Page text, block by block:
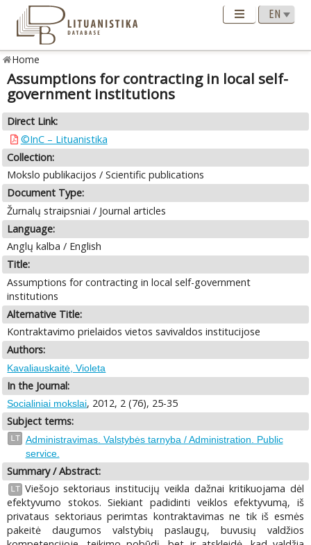
Home
Assumptions for contracting in local self-
government institutions
Direct Link:
©InC – Lituanistika
Collection:
Mokslo publikacijos / Scientific publications
Document Type:
Žurnalų straipsniai / Journal articles
Language:
Anglų kalba / English
Title:
Assumptions for contracting in local self-government
institutions
Alternative Title:
Kontraktavimo prielaidos vietos savivaldos institucijose
Authors:
Kavaliauskaitė, Violeta
In the Journal:
Socialiniai mokslai, 2012, 2 (76), 25-35
Subject terms:
LT
Administravimas. Valstybės tarnyba / Administration. Public
service.
Summary / Abstract:
LT Viešojo sektoriaus institucijų veikla dažnai kritikuojama dėl
efektyvumo stokos. Siekiant padidinti veiklos efektyvumą, iš
privataus sektoriaus perimtas kontraktavimas ne tik iš esmės
pakeitė daugumos valstybių paslaugų, buvusių valdžios